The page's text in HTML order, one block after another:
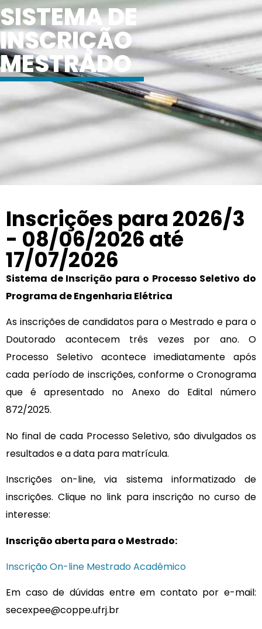
SISTEMA DE
INSCRIÇÃO
MESTRADO
Inscrições para 2026/3
- 08/06/2026 até
17/07/2026
Sistema de Inscrição para o Processo Seletivo do
Programa de Engenharia Elétrica
As inscrições de candidatos para o Mestrado e para o
Doutorado acontecem três vezes por ano. O
Processo Seletivo acontece imediatamente após
cada período de inscrições, conforme o Cronograma
que é apresentado no Anexo do Edital número
872/2025.
No final de cada Processo Seletivo, são divulgados os
resultados e a data para matrícula.
Inscrições on-line, via sistema informatizado de
inscrições. Clique no link para inscrição no curso de
interesse:
Inscrição aberta para o Mestrado:
Inscrição On-line Mestrado Acadêmico
Em caso de dúvidas entre em contato por e-mail:
secexpee@coppe.ufrj.br